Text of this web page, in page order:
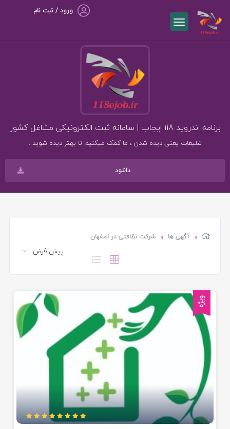
ورود / ثبت نام
برنامه اندروید 118 ایجاب | سامانه ثبت الکترونیکی مشاغل کشور
تبلیغات یعنی دیده شدن ، ما کمک میکنیم تا بهتر دیده شوید .
دانلود
آگهی ها شرکت نظافتی در اصفهان
ویژه